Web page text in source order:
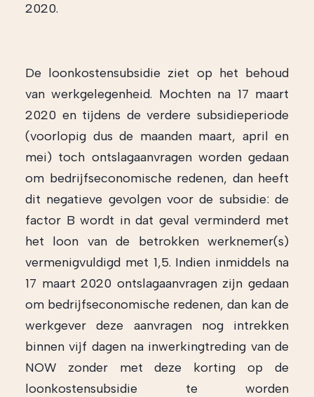
2020.
De loonkostensubsidie ziet op het behoud
van werkgelegenheid. Mochten na 17 maart
2020 en tijdens de verdere subsidieperiode
(voorlopig dus de maanden maart, april en
mei) toch ontslagaanvragen worden gedaan
om bedrijfseconomische redenen, dan heeft
dit negatieve gevolgen voor de subsidie: de
factor B wordt in dat geval verminderd met
het loon van de betrokken werknemer(s)
vermenigvuldigd met 1,5. Indien inmiddels na
17 maart 2020 ontslagaanvragen zijn gedaan
om bedrijfseconomische redenen, dan kan de
werkgever deze aanvragen nog intrekken
binnen vijf dagen na inwerkingtreding van de
NOW zonder met deze korting op de
loonkostensubsidie te worden